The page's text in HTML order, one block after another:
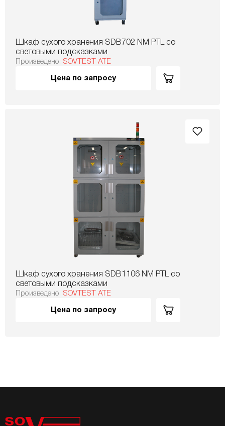
Шкаф сухого хранения SDB702 NM PTL со
световыми подсказками
Произведено: SOVTEST ATE
Цена по запросу
Шкаф сухого хранения SDB1106 NM PTL со
световыми подсказками
Произведено: SOVTEST ATE
Цена по запросу